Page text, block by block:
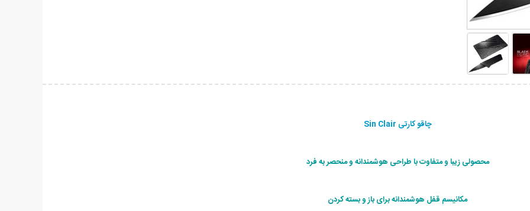
چاقو کارتی Sin Clair
محصولی زیبا و متفاوت با طراحی هوشمندانه و منحصر به فرد
مکانیسم قفل هوشمندانه برای باز و بسته کردن